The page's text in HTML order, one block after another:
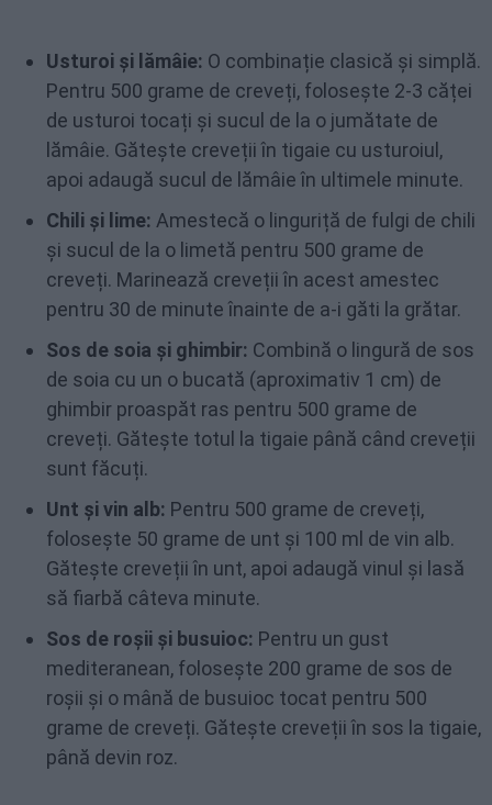
Usturoi și lămâie: O combinație clasică și simplă.
Pentru 500 grame de creveți, folosește 2-3 căței
de usturoi tocați și sucul de la o jumătate de
lămâie. Gătește creveții în tigaie cu usturoiul,
apoi adaugă sucul de lămâie în ultimele minute.
Chili și lime: Amestecă o linguriță de fulgi de chili
și sucul de la o limetă pentru 500 grame de
creveți. Marinează creveții în acest amestec
pentru 30 de minute înainte de a-i găti la grătar.
Sos de soia și ghimbir: Combină o lingură de sos
de soia cu un o bucată (aproximativ 1 cm) de
ghimbir proaspăt ras pentru 500 grame de
creveți. Gătește totul la tigaie până când creveții
sunt făcuți.
Unt și vin alb: Pentru 500 grame de creveți,
folosește 50 grame de unt și 100 ml de vin alb.
Gătește creveții în unt, apoi adaugă vinul și lasă
să fiarbă câteva minute.
Sos de roșii și busuioc: Pentru un gust
mediteranean, folosește 200 grame de sos de
roșii și o mână de busuioc tocat pentru 500
grame de creveți. Gătește creveții în sos la tigaie,
până devin roz.